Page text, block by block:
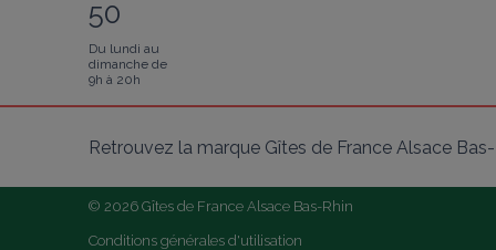
50
Du lundi au
dimanche de
9h à 20h
Retrouvez la marque Gîtes de France Alsace
© 2026 Gîtes de France Alsace Bas-Rhin
Conditions générales d'utilisation